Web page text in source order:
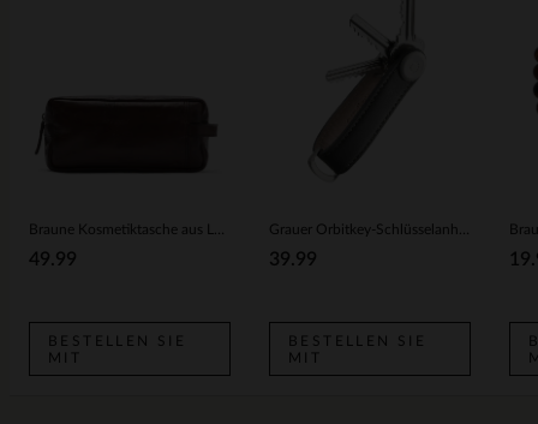
49.99
BESTELLEN SIE
MIT
39.99
BESTELLEN SIE
MIT